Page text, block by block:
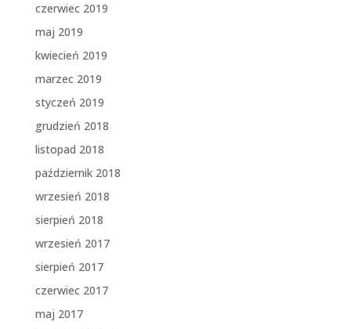
czerwiec 2019
maj 2019
kwiecień 2019
marzec 2019
styczeń 2019
grudzień 2018
listopad 2018
październik 2018
wrzesień 2018
sierpień 2018
wrzesień 2017
sierpień 2017
czerwiec 2017
maj 2017